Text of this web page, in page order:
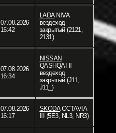
07.08.2026
16:42
LADANIVA
вездеход
закрытый (2121,
2131)
07.08.2026
16:34
NISSAN
QASHQAI II
вездеход
закрытый (J11,
J11_)
07.08.2026
16:17
SKODAOCTAVIA
III (5E3, NL3, NR3)